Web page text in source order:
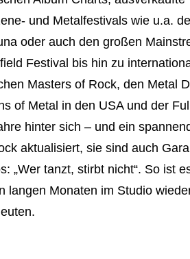
und Metalfestivals wie u.a.
oder auch den großen
Festival bis hin zu
Masters of Rock, den Metal
of Metal in den USA und der
hinter sich – und ein
aktualisiert, sie sind auch
„Wer tanzt, stirbt nicht“. So ist
langen Monaten im Studio